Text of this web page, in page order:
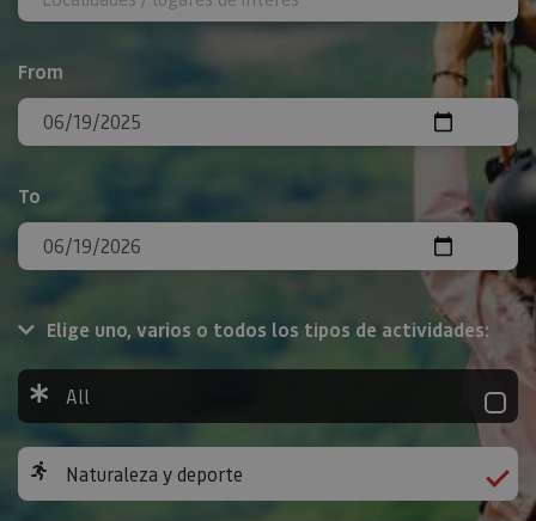
From
To
Elige uno, varios o todos los tipos de actividades:
All
Naturaleza y deporte